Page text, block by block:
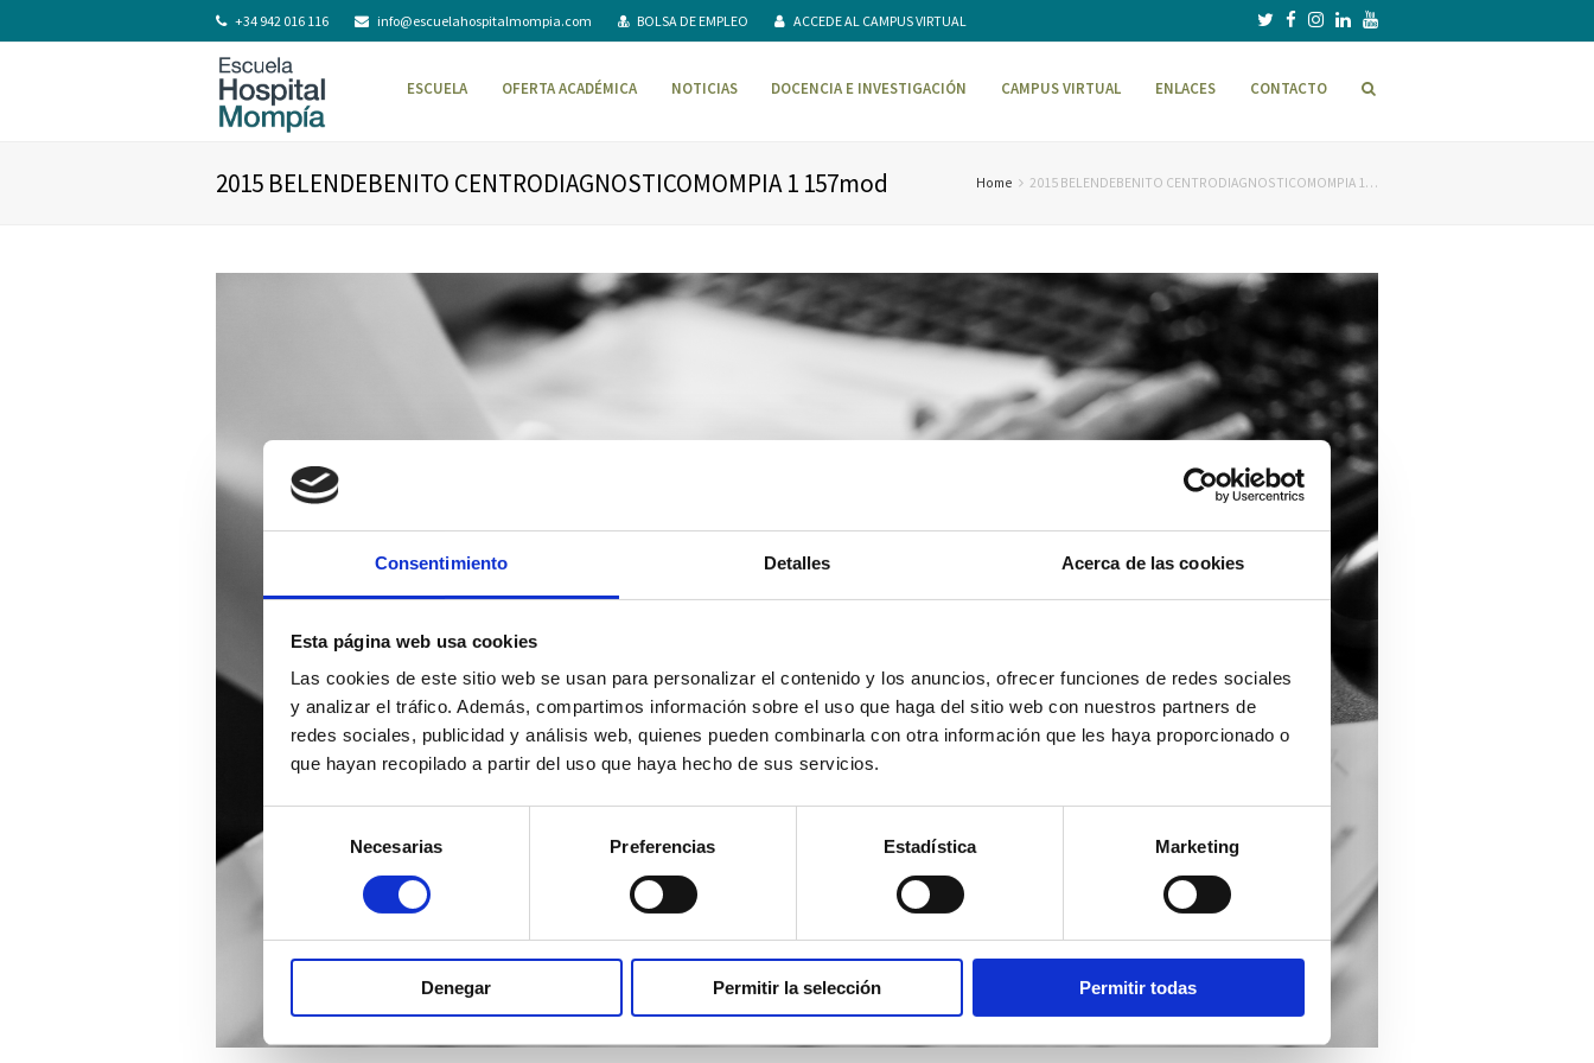
Consentimiento Detalles Acerca de las cookies
Esta página web usa cookies
Las cookies de este sitio web se usan para personalizar el contenido y los anuncios, ofrecer funciones de redes sociales
y analizar el tráfico. Además, compartimos información sobre el uso que haga del sitio web con nuestros partners de
redes sociales, publicidad y análisis web, quienes pueden combinarla con otra información que les haya proporcionado o
que hayan recopilado a partir del uso que haya hecho de sus servicios.
consentimiento
Necesarias Preferencias Estadística Marketing
Denegar Permitir la selección Permitir todas
+34 942 016 116 info@escuelahospitalmompia.com BOLSA DE EMPLEO ACCEDE AL CAMPUS VIRTUAL
ESCUELA OFERTA ACADÉMICA NOTICIAS DOCENCIA E INVESTIGACIÓN CAMPUS VIRTUAL ENLACES CONTACTO
2015 BELENDEBENITO CENTRODIAGNOSTICOMOMPIA 1 157mod Home 2015 BELENDEBENITO CENTRODIAGNOSTICOMOMPIA 1…